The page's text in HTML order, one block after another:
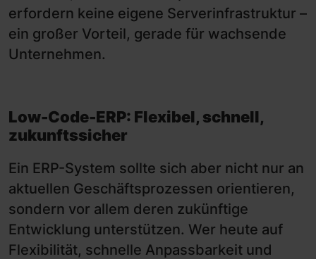
erfordern keine eigene Serverinfrastruktur –
ein großer Vorteil, gerade für wachsende
Unternehmen.
Low-Code-ERP: Flexibel, schnell,
zukunftssicher
Ein ERP-System sollte sich aber nicht nur an
aktuellen Geschäftsprozessen orientieren,
sondern vor allem deren zukünftige
Entwicklung unterstützen. Wer heute auf
Flexibilität, schnelle Anpassbarkeit und